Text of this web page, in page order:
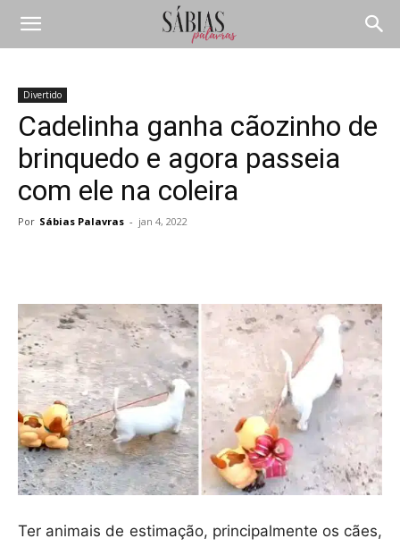
Divertido
Cadelinha ganha cãozinho de
brinquedo e agora passeia
com ele na coleira
Por Sábias Palavras - jan 4, 2022
Ter animais de estimação, principalmente os cães,